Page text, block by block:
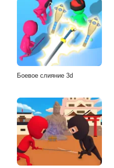
Боевое слияние 3d